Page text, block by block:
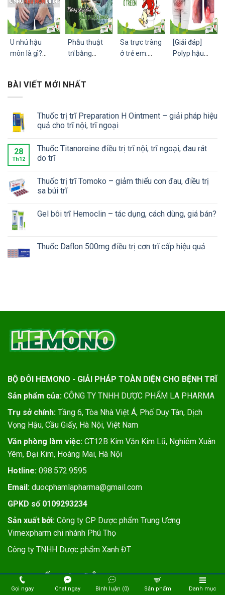
U nhú hậu
môn là gì?
cách điều trị
Phẫu thuật
trĩ bằng
không? Ưu,
Sa trực tràng
ở trẻ em:
[Giải đáp]
Polyp hậu
BÀI VIẾT MỚI NHẤT
Thuốc trị trĩ Preparation H Ointment – giải pháp hiệu
quả cho trĩ nội, trĩ ngoại
28
Th12
Thuốc Titanoreine điều trị trĩ nội, trĩ ngoại, đau rát
do trĩ
Thuốc trị trĩ Tomoko – giảm thiểu cơn đau, điều trị
sa búi trĩ
Gel bôi trĩ Hemoclin – tác dụng, cách dùng, giá bán?
Thuốc Daflon 500mg điều trị cơn trĩ cấp hiệu quả
BỘ ĐÔI HEMONO - GIẢI PHÁP TOÀN DIỆN CHO BỆNH TRĨ
Sản phẩm của: CÔNG TY TNHH DƯỢC PHẨM LA PHARMA
Trụ sở chính: Tầng 6, Tòa Nhà Việt Á, Phố Duy Tân, Dịch
Vọng Hậu, Cầu Giấy, Hà Nội, Việt Nam
Văn phòng làm việc: CT12B Kim Văn Kim Lũ, Nghiêm Xuân
Yêm, Đại Kim, Hoàng Mai, Hà Nội
Hotline: 098.572.9595
Email: duocphamlapharma@gmail.com
GPKD số 0109293234
Sản xuất bởi: Công ty CP Dược phẩm Trung Ương
Vimexpharm chi nhánh Phú Thọ
Công ty TNHH Dược phẩm Xanh ĐT
QUY CHẾ HOẠT ĐỘNG
Gọi ngay Chat ngay Bình luận (0) Sản phẩm Danh mục